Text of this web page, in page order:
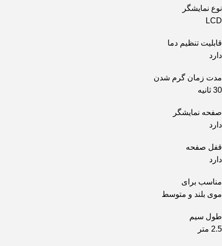
نوع نمایشگر
LCD
قابلیت تنظیم دما
دارد
مدت زمان گرم شدن
30 ثانیه
صفحه نمایشگر
دارد
قفل صفحه
دارد
مناسب برای
موی بلند و متوسط
طول سیم
2.5 متر